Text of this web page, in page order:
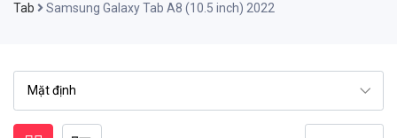
Tab
Samsung Galaxy Tab A8 (10.5 inch) 2022